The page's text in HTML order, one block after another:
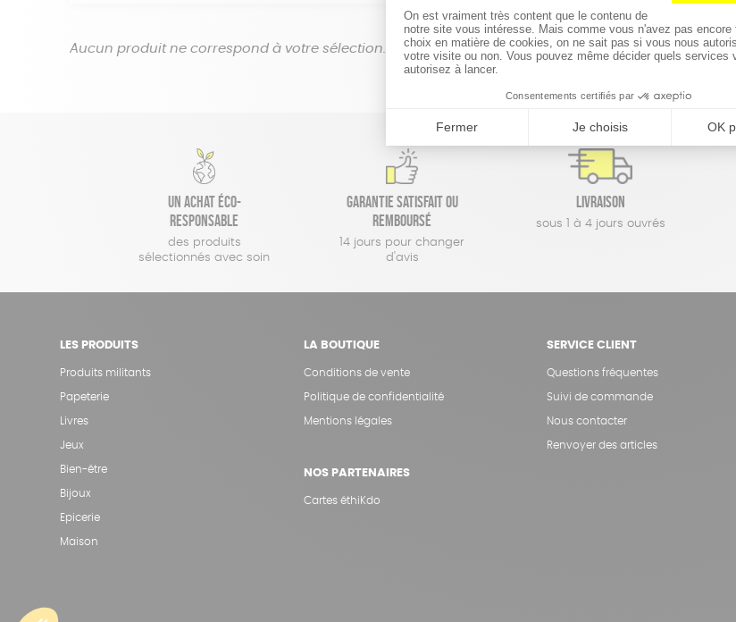
Aucun produit ne correspond à votre sélection.
Un achat éco-
responsable
des produits
sélectionnés avec soin
Garantie satisfait ou
remboursé
14 jours pour changer
d'avis
Livraison
sous 1 à 4 jours ouvrés
LES PRODUITS
Produits militants
Papeterie
Livres
Jeux
Bien-être
Bijoux
Epicerie
Maison
LA BOUTIQUE
Conditions de vente
Politique de confidentialité
Mentions légales
NOS PARTENAIRES
Cartes éthiKdo
SERVICE CLIENT
Questions fréquentes
Suivi de commande
Nous contacter
Renvoyer des articles